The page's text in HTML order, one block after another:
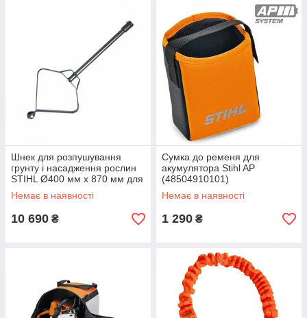
Шнек для розпушування
грунту і насадження рослин
STIHL Ø400 мм х 870 мм для
ВТ 360 (Хорватія)
Немає в наявності
10 690 ₴
Сумка до ременя для
акумулятора Stihl AP
(48504910101)
Немає в наявності
1 290 ₴